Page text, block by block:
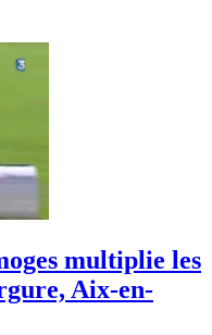
multiplie les
Aix-en-